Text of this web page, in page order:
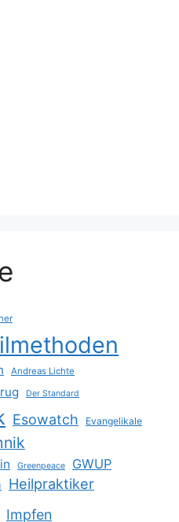
Andreas Lichte
Der Standard
Esowatch Evangelikale
Greenpeace GWUP
Heilpraktiker
Impfen